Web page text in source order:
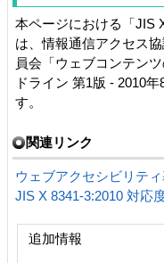
本ページにおける「JIS
は、情報通信アクセス
員会「ウェブコンテン
ドライン 第1版 - 2010
す。
関連リンク
ウェブアクセシビリテ
JIS X 8341-3:2010 対応
追加情報